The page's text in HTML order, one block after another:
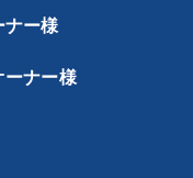
ナー様
ーナー様